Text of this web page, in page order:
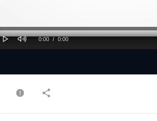
Mute
Current
0:00 /
Duration
0:00